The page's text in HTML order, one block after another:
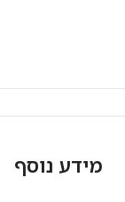
מידע נוסף